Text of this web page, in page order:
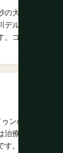
大西洋岸
ルタのマ
コトヌー
ンの神殿
療効果の
。